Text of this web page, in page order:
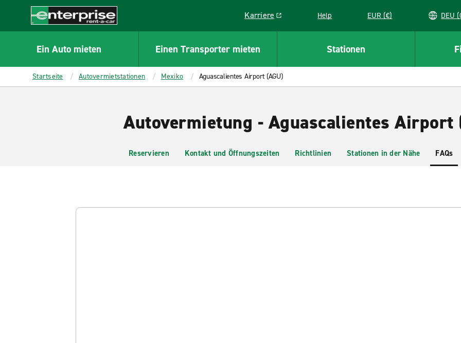
CONTENT
Enterprise
Karriere
Link opens in a new window
Help EUR (€)
Ein Auto mieten Einen Transporter mieten Stationen
Startseite Autovermietstationen Mexiko Aguascalientes Airport (AGU)
Autovermietung - Aguascalientes Airport
Reservieren Kontakt und Öffnungszeiten Richtlinien Stationen in der Nähe FAQs